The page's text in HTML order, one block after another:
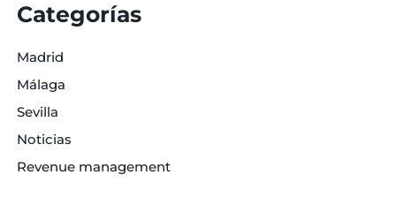
Categorías
Madrid
Málaga
Sevilla
Noticias
Revenue management